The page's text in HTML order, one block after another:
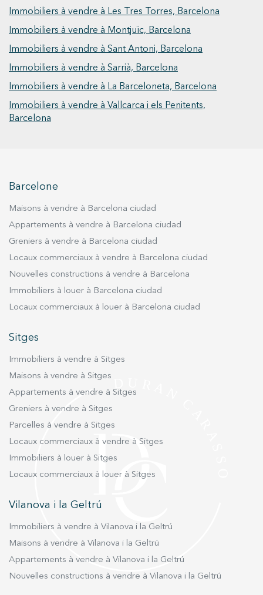
Immobiliers à vendre à Les Tres Torres, Barcelona
Immobiliers à vendre à Montjuïc, Barcelona
Immobiliers à vendre à Sant Antoni, Barcelona
Immobiliers à vendre à Sarrià, Barcelona
Immobiliers à vendre à La Barceloneta, Barcelona
Immobiliers à vendre à Vallcarca i els Penitents,
Barcelona
Barcelone
Maisons à vendre à Barcelona ciudad
Appartements à vendre à Barcelona ciudad
Greniers à vendre à Barcelona ciudad
Locaux commerciaux à vendre à Barcelona ciudad
Nouvelles constructions à vendre à Barcelona
Immobiliers à louer à Barcelona ciudad
Locaux commerciaux à louer à Barcelona ciudad
Sitges
Immobiliers à vendre à Sitges
Maisons à vendre à Sitges
Appartements à vendre à Sitges
Greniers à vendre à Sitges
Parcelles à vendre à Sitges
Locaux commerciaux à vendre à Sitges
Immobiliers à louer à Sitges
Locaux commerciaux à louer à Sitges
Vilanova i la Geltrú
Immobiliers à vendre à Vilanova i la Geltrú
Maisons à vendre à Vilanova i la Geltrú
Appartements à vendre à Vilanova i la Geltrú
Nouvelles constructions à vendre à Vilanova i la Geltrú